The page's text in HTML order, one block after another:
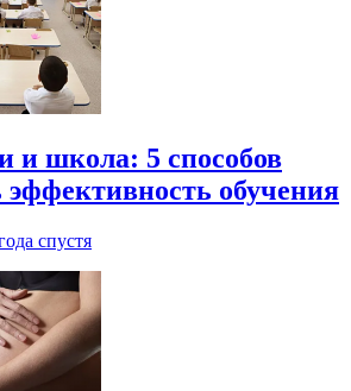
и школа: 5 способов
обучения
спустя